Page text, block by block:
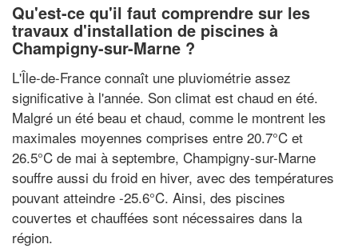
Qu'est-ce qu'il faut comprendre sur les
travaux d'installation de piscines à
Champigny-sur-Marne ?
L'Île-de-France connaît une pluviométrie assez
significative à l'année. Son climat est chaud en été.
Malgré un été beau et chaud, comme le montrent les
maximales moyennes comprises entre 20.7°C et
26.5°C de mai à septembre, Champigny-sur-Marne
souffre aussi du froid en hiver, avec des températures
pouvant atteindre -25.6°C. Ainsi, des piscines
couvertes et chauffées sont nécessaires dans la
région.